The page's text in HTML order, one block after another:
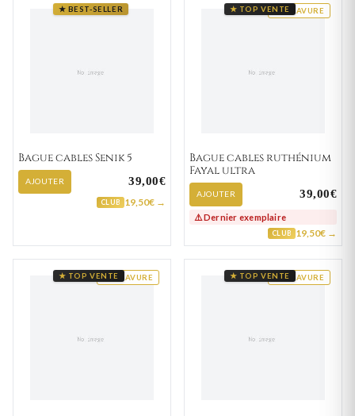
★ BEST-SELLER
Bague cables Senik 5
AJOUTER 39,00€
CLUB 19,50€ →
GRAVURE
★ TOP VENTE
Bague cables ruthénium
Fayal ultra
AJOUTER 39,00€
⚠️ Dernier exemplaire
CLUB 19,50€ →
GRAVURE
★ TOP VENTE GRAVURE
★ TOP VENTE